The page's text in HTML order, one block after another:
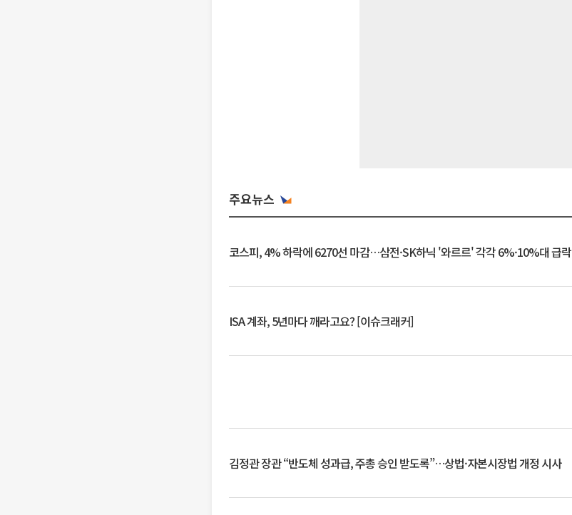
주요뉴스
코스피, 4% 하락에 6270선 마감…삼전·SK하닉 '와르르' 각각 6%·10%대 급락
ISA 계좌, 5년마다 깨라고요? [이슈크래커]
김정관 장관 “반도체 성과급, 주총 승인 받도록”…상법·자본시장법 개정 시사